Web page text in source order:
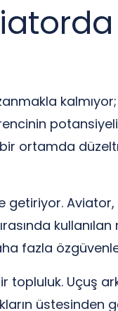
ortamda
fazla
Uçuş
üstesinden